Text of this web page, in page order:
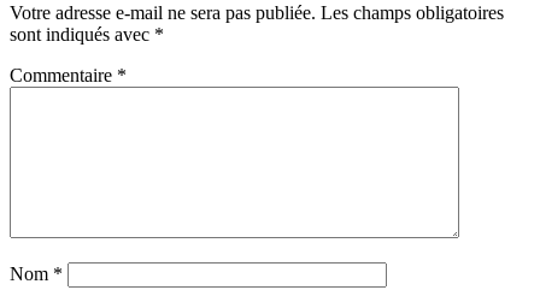
Votre adresse e-mail ne sera pas publiée. Les champs obligatoires
sont indiqués avec *
Commentaire *
Nom *